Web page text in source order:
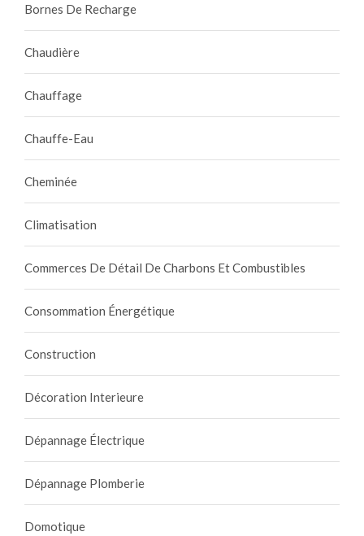
Bornes De Recharge
Chaudière
Chauffage
Chauffe-Eau
Cheminée
Climatisation
Commerces De Détail De Charbons Et Combustibles
Consommation Énergétique
Construction
Décoration Interieure
Dépannage Électrique
Dépannage Plomberie
Domotique